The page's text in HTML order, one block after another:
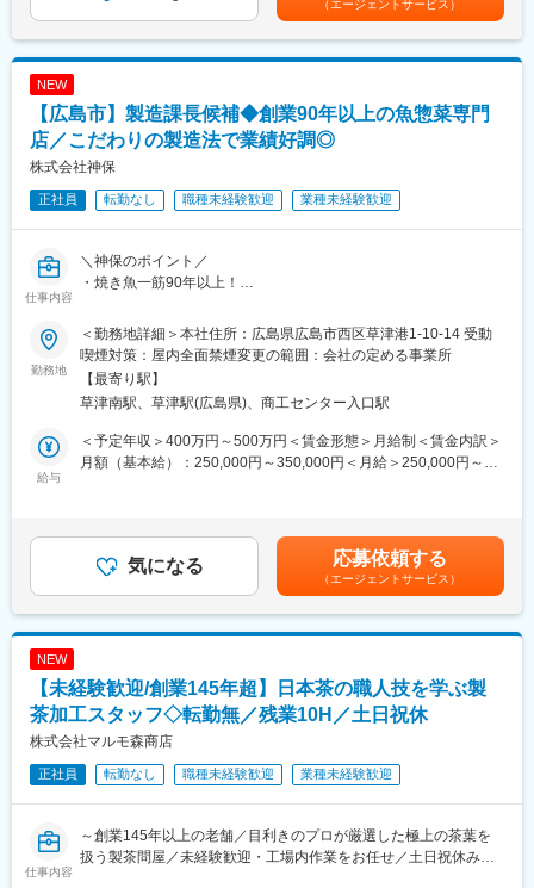
原材料の手配、スタッフの勤務シフト調整
◎製造進捗管理
各工程・部署が予定通り稼働しているかを確認・調整
在庫管理、ロス削減、生産性向上の検討
◎費用管理
人件費・販売費・営業費などの管理
■組織体制・規模
・生産管理担当者：8名
・スタッフ：約300名
・1日の生産量：精肉約8万パック、鮮魚約5万パック
・シフト調整により夏季など連続休暇の取得も可能
・コンプライアンス順守を重視
→ 管理職も残業時間を厳格に管理（月30時間未満必須）
■充実した福利厚生
ており、何十年も勤め上げる方が多く在籍しています。
・川崎事業所には食堂もあり利用可能。お弁当を頂くことも可
能。
・マルエツでのお買い物も従業員価格で利用できます。
■モデル年収
管理職
年収4,026,200円～4,682,800円
35歳課長：
（エージェントサービス）
NEW
【広島市】製造課長候補◆創業90年以上の魚惣菜専門
店／こだわりの製造法で業績好調◎
株式会社神保
正社員 転勤なし 職種未経験歓迎 業種未経験歓迎
仕事内容
＼神保のポイント／
・焼き魚一筋90年以上！
入れ
・10店舗の直営店を展開／1日15,000食売り上げ
・美味しさにこだわった調理方法と味が高い評価を獲得
■採用背景：
業績拡大による増員です。一人暮らしの増加や、地球温暖化を理
由に焼き魚惣菜の消費量は増え続けています。暑い日に魚を焼き
■業務概要：
シフト管理や発注、品質管理、工程管理を担当し、現場での作業
をご担当いただきます。魚の鮮度を保ちながら、美味しさにこだ
する流れです。まずは作業の工程を覚えるところからスタートし
ます。配属はご経験に応じて決まり、（1）下処理・選別、（2）
調理工程（製造1課）、（3）調理したものを容器に詰めて完成品
ます。
・シフト管理と発注業務
・鮮度を保つための品質管理
勤務地
＜勤務地詳細＞本社住所：広島県広島市西区草津港1-10-14 受動
喫煙対策：屋内全面禁煙変更の範囲：会社の定める事業所
【最寄り駅】
草津南駅、草津駅(広島県)、商工センター入口駅
給与
＜予定年収＞400万円～500万円＜賃金形態＞月給制＜賃金内訳＞
月額（基本給）：250,000円～350,000円＜月給＞250,000円～
可能性があります。月給(月額)は固定手当を含めた表記です。
気になる 応募依頼する
（エージェントサービス）
NEW
【未経験歓迎/創業145年超】日本茶の職人技を学ぶ製
茶加工スタッフ◇転勤無／残業10H／土日祝休
株式会社マルモ森商店
正社員 転勤なし 職種未経験歓迎 業種未経験歓迎
仕事内容
～創業145年以上の老舗／目利きのプロが厳選した極上の茶葉を
扱う製茶問屋／未経験歓迎・工場内作業をお任せ／土日祝休み～